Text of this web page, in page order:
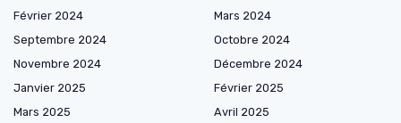
Février 2024
Mars 2024
Septembre 2024
Octobre 2024
Novembre 2024
Décembre 2024
Janvier 2025
Février 2025
Mars 2025
Avril 2025